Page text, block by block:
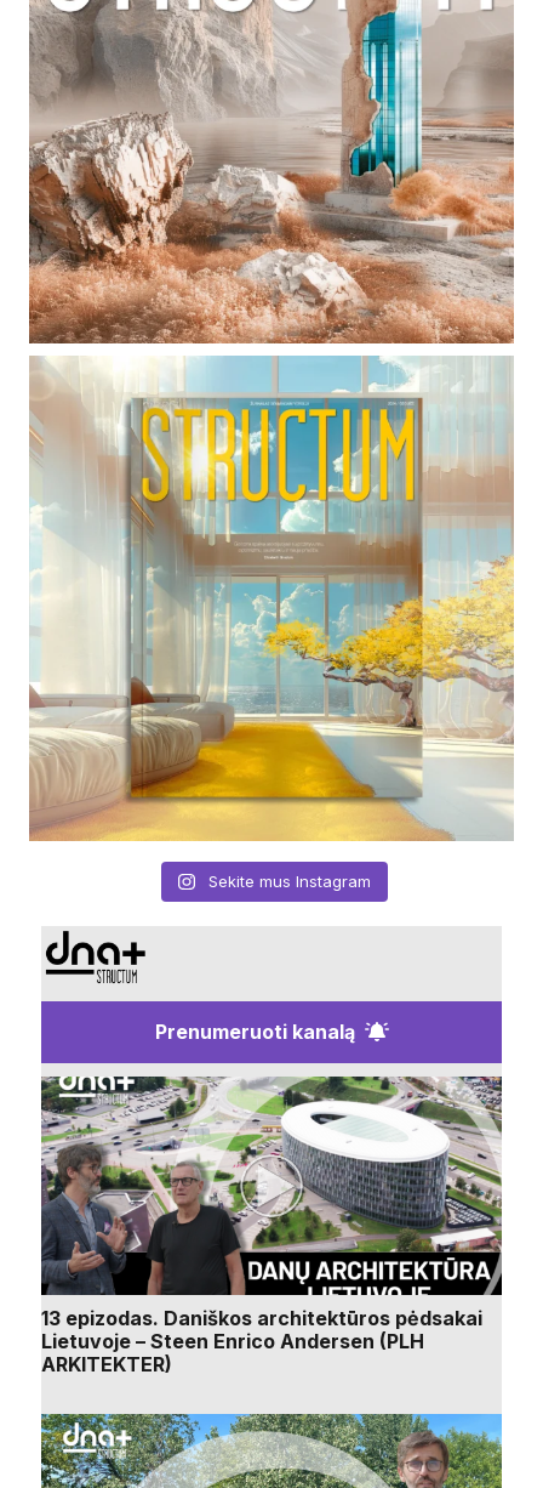
Sekite mus Instagram
Prenumeruoti kanalą
13 epizodas. Daniškos architektūros pėdsakai
Lietuvoje – Steen Enrico Andersen (PLH
ARKITEKTER)